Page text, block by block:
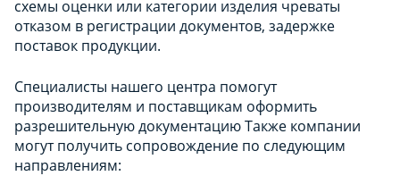
схемы оценки или категории изделия чреваты
отказом в регистрации документов, задержке
поставок продукции.
Специалисты нашего центра помогут
производителям и поставщикам оформить
разрешительную документацию Также компании
могут получить сопровождение по следующим
направлениям: